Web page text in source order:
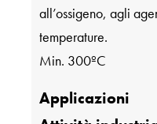
all’ossigeno, agli
temperature.
Min. 300ºC
Applicazioni